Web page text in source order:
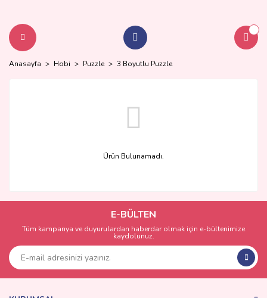
Anasayfa Hobi Puzzle 3 Boyutlu Puzzle
Ürün Bulunamadı.
E-BÜLTEN
Tüm kampanya ve duyurulardan haberdar olmak için e-bültenimize
kaydolunuz.